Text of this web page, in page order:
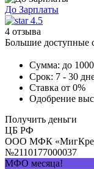
До Зарплаты
4.5
4 отзыва
Большие доступные
Сумма: до
Срок: 7 - 30
Ставка от 0%
Одобрение
Получить деньги
ЦБ РФ
ООО МФК
№2110177000037
МФО месяца!